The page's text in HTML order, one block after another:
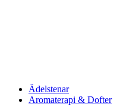
Ädelstenar
Aromaterapi & Dofter